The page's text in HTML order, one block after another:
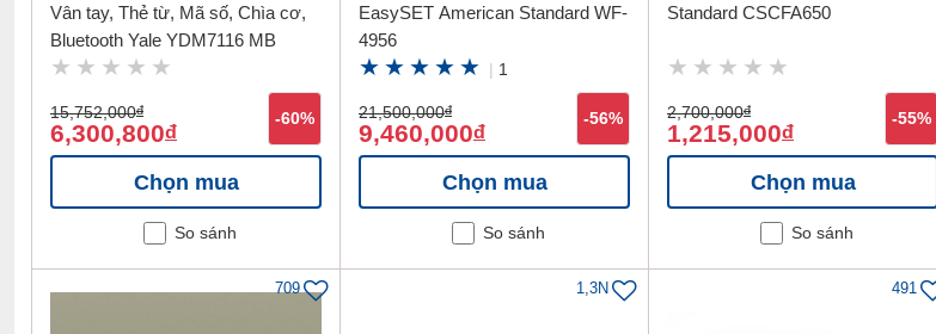
Vân tay, Thẻ từ, Mã số, Chìa cơ,
Bluetooth Yale YDM7116 MB
15,752,000đ
6,300,800đ
-60%
Chọn mua
So sánh
EasySET American Standard WF-
4956
| 1
21,500,000đ
9,460,000đ
-56%
Chọn mua
So sánh
Standard CSCFA650
2,700,000đ
1,215,000đ
-55%
Chọn mua
So sánh
709 1,3N 491